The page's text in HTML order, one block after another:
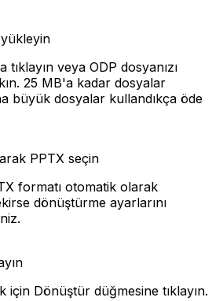
yükleyin
tıklayın veya ODP dosyanızı
25 MB'a kadar dosyalar
büyük dosyalar kullandıkça öde
PPTX seçin
formatı otomatik olarak
dönüştürme ayarlarını
için Dönüştür düğmesine tıklayın.